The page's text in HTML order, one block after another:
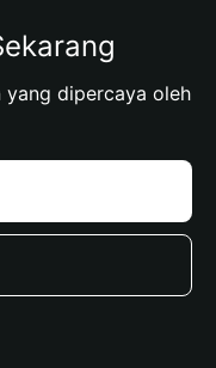
dipercaya oleh